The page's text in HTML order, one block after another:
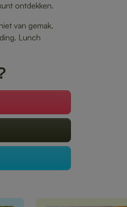
ontdekken.
van gemak,
Lunch